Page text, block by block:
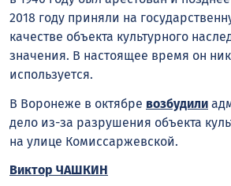
2018 году приняли на
качестве объекта культурного
значения. В настоящее время он
используется.
В Воронеже в октябре возбудили
дело из-за разрушения объекта
на улице Комиссаржевской.
Виктор ЧАШКИН